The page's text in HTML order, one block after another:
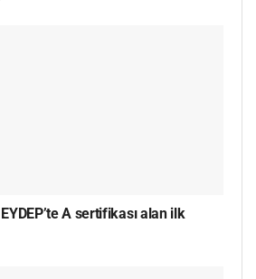
A sertifikası alan ilk